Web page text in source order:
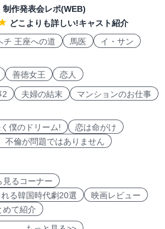
制作発表会レポ(WEB)
どこよりも詳しい!キャスト紹介
チ 王座への道 馬医
イ・サン
善徳女王 恋人
2 夫婦の結末
マンションのお仕事
僕のドリーム!
恋は命がけ
不倫が問題ではありません
見るコーナー
れる韓国時代劇20選
映画レビュー
めて紹介